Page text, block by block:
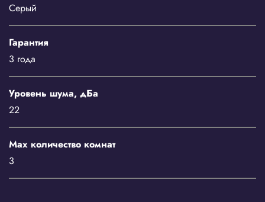
Серый
Гарантия
3 года
Уровень шума, дБа
22
Мах количество комнат
3